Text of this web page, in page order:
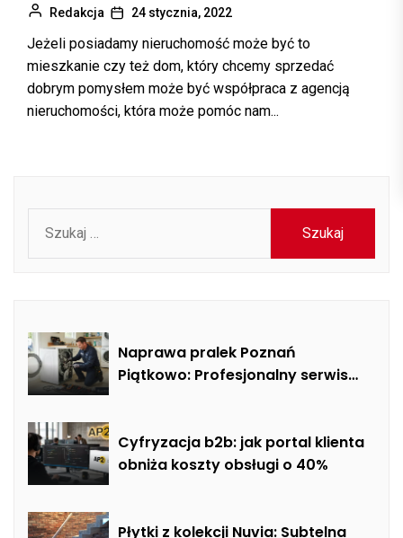
Redakcja 24 stycznia, 2022
Jeżeli posiadamy nieruchomość może być to
mieszkanie czy też dom, który chcemy sprzedać
dobrym pomysłem może być współpraca z agencją
nieruchomości, która może pomóc nam...
Naprawa pralek Poznań
Piątkowo: Profesjonalny serwis
Cyfryzacja b2b: jak portal klienta
obniża koszty obsługi o 40%
Płytki z kolekcji Nuvia: Subtelna